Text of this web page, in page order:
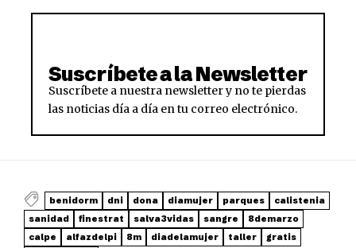
Suscríbete a la Newsletter
Suscríbete a nuestra newsletter y no te pierdas
las noticias día a día en tu correo electrónico.
benidorm dni dona diamujer parques
calistenia
sanidad
finestrat salva3vidas sangre
8demarzo
calpe
alfazdelpi 8m diadelamujer taller
gratis